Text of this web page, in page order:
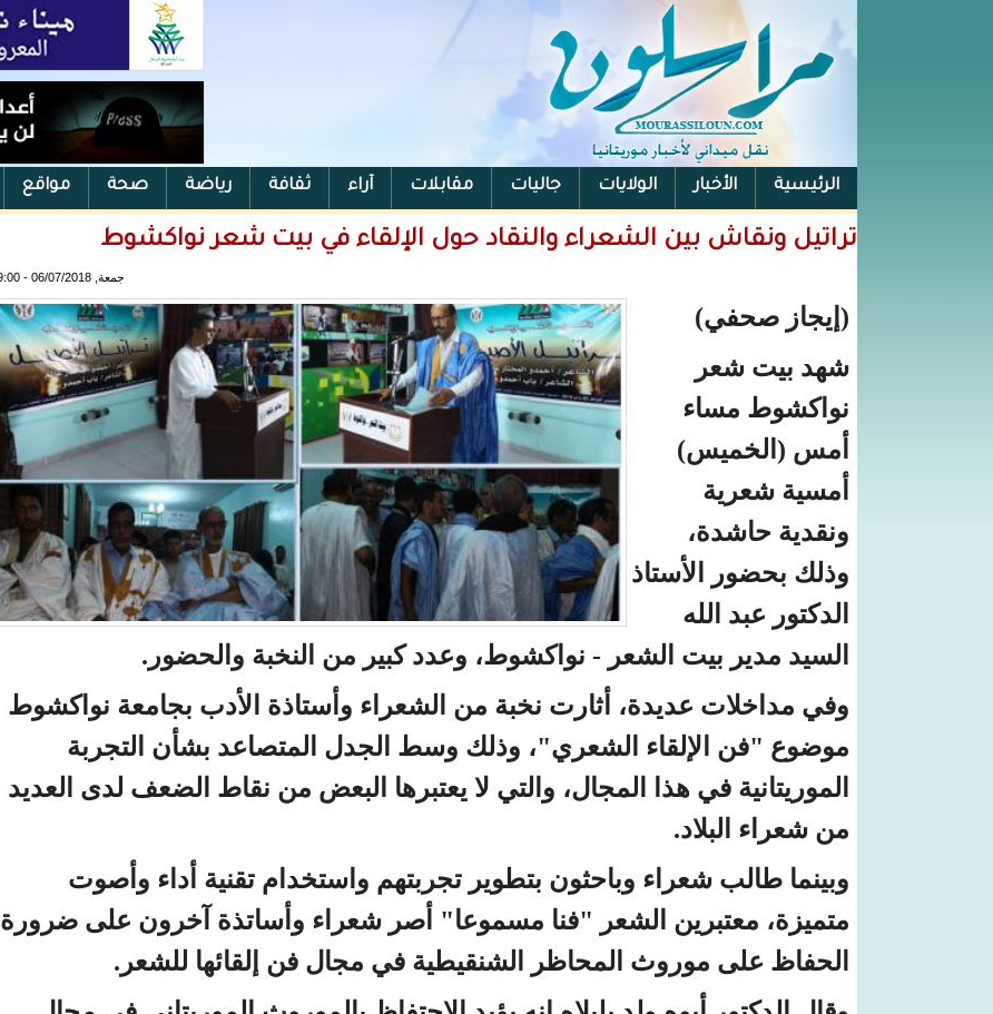
الرئيسية الأخبار الولايات جاليات مقابلات آراء ثقافة رياضة صحة مواقع
الفيس بوك
تراتيل ونقاش بين الشعراء والنقاد حول الإلقاء في بيت شعر نواكشوط
جمعة, 06/07/2018 - 19:00
(إيجاز صحفي)
شهد بيت شعر
نواكشوط مساء
أمس (الخميس)
أمسية شعرية
ونقدية حاشدة،
وذلك بحضور الأستاذ
الدكتور عبد الله
السيد مدير بيت الشعر - نواكشوط، وعدد كبير من النخبة والحضور.
وفي مداخلات عديدة، أثارت نخبة من الشعراء وأستاذة الأدب بجامعة نواكشوط
موضوع "فن الإلقاء الشعري"، وذلك وسط الجدل المتصاعد بشأن التجربة
الموريتانية في هذا المجال، والتي لا يعتبرها البعض من نقاط الضعف لدى العديد
من شعراء البلاد.
وبينما طالب شعراء وباحثون بتطوير تجربتهم واستخدام تقنية أداء وأصوت
متميزة، معتبرين الشعر "فنا مسموعا" أصر شعراء وأساتذة آخرون على ضرورة
الحفاظ على موروث المحاظر الشنقيطية في مجال فن إلقائها للشعر.